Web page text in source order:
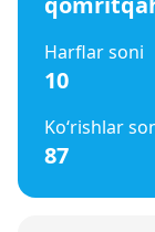
Harflar soni
10
Ko‘rishlar
87